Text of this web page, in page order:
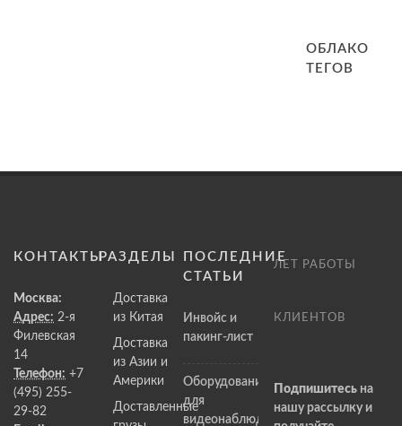
ОБЛАКО
ТЕГОВ
КОНТАКТЫ
Москва:
Адрес: 2-я
Филевская
14
Телефон: +7
(495) 255-
29-82
РАЗДЕЛЫ
Доставка
из Китая
Доставка
из Азии и
Америки
Доставленные
ПОСЛЕДНИЕ
СТАТЬИ
Инвойс и
пакинг-лист
Оборудование
для
видеонаблюдения
ЛЕТ РАБОТЫ
КЛИЕНТОВ
Подпишитесьна
нашу рассылку и